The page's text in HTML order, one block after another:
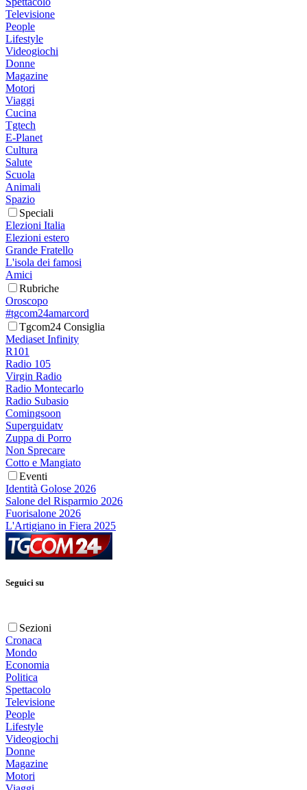
Televisione
People
Lifestyle
Videogiochi
Donne
Magazine
Motori
Viaggi
Cucina
Tgtech
E-Planet
Cultura
Salute
Scuola
Animali
Spazio
Speciali
Elezioni Italia
Elezioni estero
Grande Fratello
L'isola dei famosi
Amici
Rubriche
Oroscopo
#tgcom24amarcord
Tgcom24 Consiglia
Mediaset Infinity
R101
Radio 105
Virgin Radio
Radio Montecarlo
Radio Subasio
Comingsoon
Superguidatv
Zuppa di Porro
Non Sprecare
Cotto e Mangiato
Eventi
Identità Golose 2026
Salone del Risparmio 2026
Fuorisalone 2026
L'Artigiano in Fiera 2025
Seguici su
Sezioni
Cronaca
Mondo
Economia
Politica
Spettacolo
Televisione
People
Lifestyle
Videogiochi
Donne
Magazine
Motori